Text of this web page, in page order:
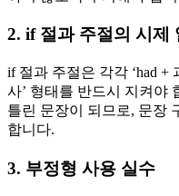
2. if 절과 주절의 시제
if 절과 주절은 각각 ‘had +
사’ 형태를 반드시 지켜야
틀린 문장이 되므로, 문장
합니다.
3. 부정형 사용 실수